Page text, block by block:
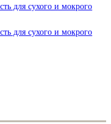
для сухого и мокрого
для сухого и мокрого